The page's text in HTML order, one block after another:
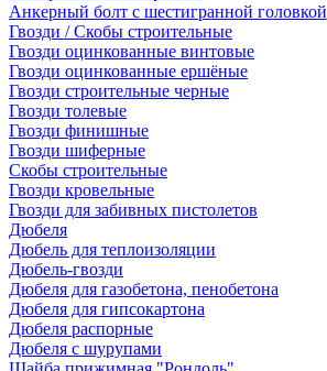
Анкерный болт с шестигранной головкой
Гвозди / Скобы строительные
Гвозди оцинкованные винтовые
Гвозди оцинкованные ершёные
Гвозди строительные черные
Гвозди толевые
Гвозди финишные
Гвозди шиферные
Скобы строительные
Гвозди кровельные
Гвозди для забивных пистолетов
Дюбеля
Дюбель для теплоизоляции
Дюбель-гвозди
Дюбеля для газобетона, пенобетона
Дюбеля для гипсокартона
Дюбеля распорные
Дюбеля с шурупами